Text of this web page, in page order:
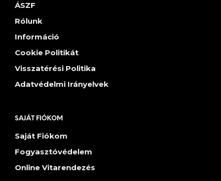
ÁSZF
Rólunk
Információ
Cookie Politikát
Visszatérési Politika
Adatvédelmi Irányelvek
SAJÁT FIÓKOM
Saját Fiókom
Fogyasztóvédelem
Online Vitarendezés